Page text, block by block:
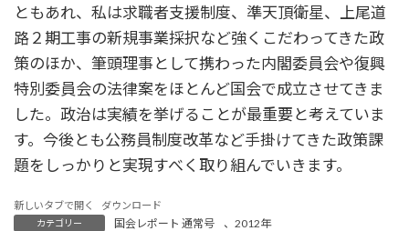
ともあれ、私は求職者支援制度、準天頂衛星、上尾道
路２期工事の新規事業採択など強くこだわってきた政
策のほか、筆頭理事として携わった内閣委員会や復興
特別委員会の法律案をほとんど国会で成立させてきま
した。政治は実績を挙げることが最重要と考えていま
す。今後とも公務員制度改革など手掛けてきた政策課
題をしっかりと実現すべく取り組んでいきます。
新しいタブで開く ダウンロード
カテゴリー 国会レポート 通常号 、 2012年